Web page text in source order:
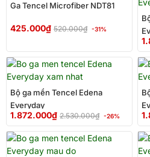
Ga Tencel Microfiber NDT81
520.000₫
là:
425.000₫
tại
425.000₫.
-31%
Bộ ga mền Tencel Edena
Everyday
2.530.000₫
Giá
1.872.000₫
Giá
là:
1.872.000₫.
-26%
Giá
Giá